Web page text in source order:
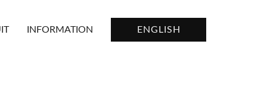
INFORMATION ENGLISH